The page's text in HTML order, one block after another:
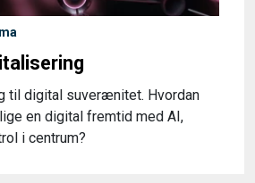
til digital suverænitet. Hvordan
en digital fremtid med AI,
i centrum?